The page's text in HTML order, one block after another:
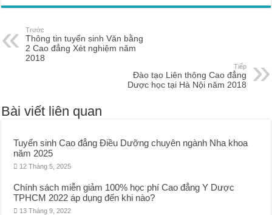
Trước
Thông tin tuyển sinh Văn bằng
2 Cao đẳng Xét nghiệm năm
2018
Tiếp
Đào tạo Liên thông Cao đẳng
Dược học tại Hà Nội năm 2018
Bài viết liên quan
Tuyển sinh Cao đẳng Điều Dưỡng chuyên ngành Nha khoa
năm 2025
12 Tháng 5, 2025
Chính sách miễn giảm 100% học phí Cao đẳng Y Dược
TPHCM 2022 áp dụng đến khi nào?
13 Tháng 9, 2022